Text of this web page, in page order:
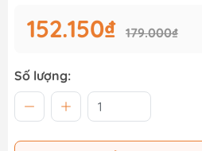
152.150₫ 179.000₫
Số lượng: